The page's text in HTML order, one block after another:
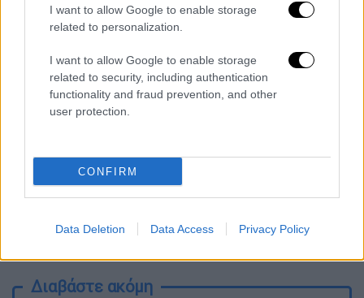
I want to allow Google to enable storage
related to personalization.
I want to allow Google to enable storage
related to security, including authentication
functionality and fraud prevention, and other
user protection.
CONFIRM
Data Deletion Data Access Privacy Policy
διαγράφονται
καταχώρηση
Διαβάστε ακόμη